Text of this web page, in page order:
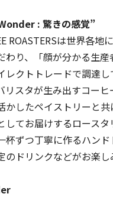
: 驚きの感覚”
ROASTERSは世界各地
わり、「顔が分かる生産
レクトトレードで調達し
リスタが生み出すコーヒ
かしたペイストリーと
してお届けするロースタ
杯ずつ丁寧に作るハン
のドリンクなどがお楽し